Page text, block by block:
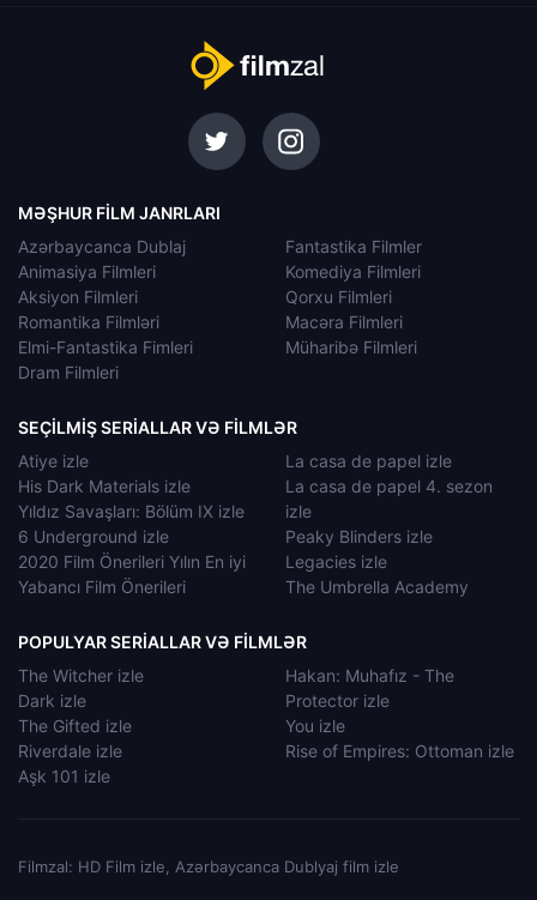
MƏŞHUR FILM JANRLARI
Azərbaycanca Dublaj
Animasiya Filmleri
Aksiyon Filmleri
Romantika Filmləri
Elmi-Fantastika Fimleri
Dram Filmleri
Fantastika Filmler
Komediya Filmleri
Qorxu Filmleri
Macəra Filmleri
Müharibə Filmleri
SEÇILMIŞ SERIALLAR VƏ FILMLƏR
Atiye izle
His Dark Materials izle
Yıldız Savaşları: Bölüm IX izle
6 Underground izle
2020 Film Önerileri Yılın En iyi
Yabancı Film Önerileri
La casa de papel izle
La casa de papel 4. sezon
izle
Peaky Blinders izle
Legacies izle
The Umbrella Academy
POPULYAR SERIALLAR VƏ FILMLƏR
The Witcher izle
Dark izle
The Gifted izle
Riverdale izle
Aşk 101 izle
Hakan: Muhafız - The
Protector izle
You izle
Rise of Empires: Ottoman izle
Filmzal: HD Film izle, Azərbaycanca Dublyaj film izle